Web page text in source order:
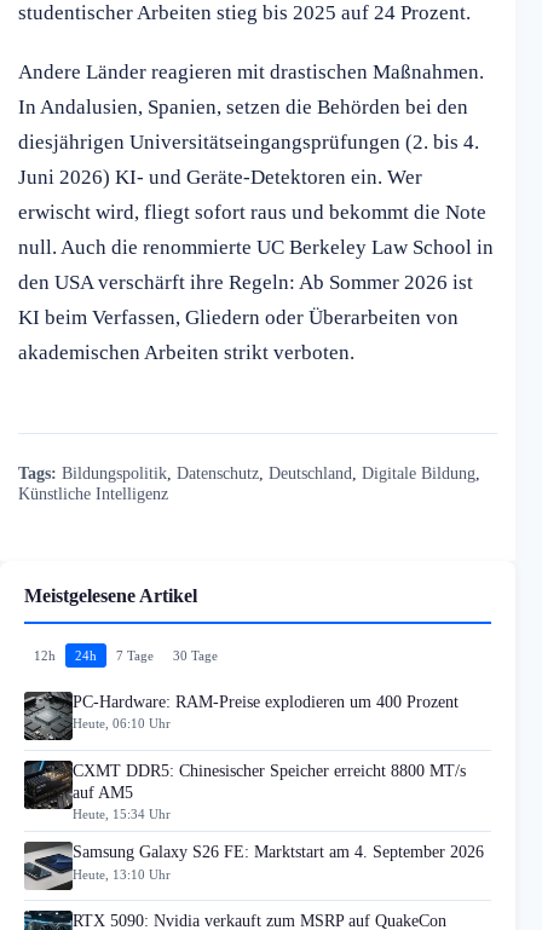
studentischer Arbeiten stieg bis 2025 auf 24 Prozent.
Andere Länder reagieren mit drastischen Maßnahmen.
In Andalusien, Spanien, setzen die Behörden bei den
diesjährigen Universitätseingangsprüfungen (2. bis 4.
Juni 2026) KI- und Geräte-Detektoren ein. Wer
erwischt wird, fliegt sofort raus und bekommt die Note
null. Auch die renommierte UC Berkeley Law School in
den USA verschärft ihre Regeln: Ab Sommer 2026 ist
KI beim Verfassen, Gliedern oder Überarbeiten von
akademischen Arbeiten strikt verboten.
Tags: Bildungspolitik Datenschutz Deutschland Digitale Bildung
Künstliche Intelligenz
Meistgelesene Artikel
12h 24h 7 Tage 30 Tage
PC-Hardware: RAM-Preise explodieren um 400 Prozent
Heute, 06:10 Uhr
CXMT DDR5: Chinesischer Speicher erreicht 8800 MT/s
auf AM5
Heute, 15:34 Uhr
Samsung Galaxy S26 FE: Marktstart am 4. September 2026
Heute, 13:10 Uhr
RTX 5090: Nvidia verkauft zum MSRP auf QuakeCon